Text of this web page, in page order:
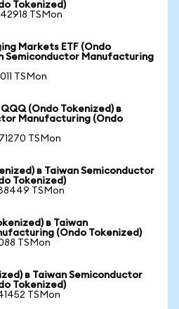
Tokenized)
TSMon
Markets ETF (Ondo
Semiconductor Manufacturing
TSMon
(Ondo Tokenized) в
Manufacturing (Ondo
TSMon
в Taiwan Semiconductor
Tokenized)
TSMon
в Taiwan
(Ondo Tokenized)
TSMon
в Taiwan Semiconductor
Tokenized)
TSMon